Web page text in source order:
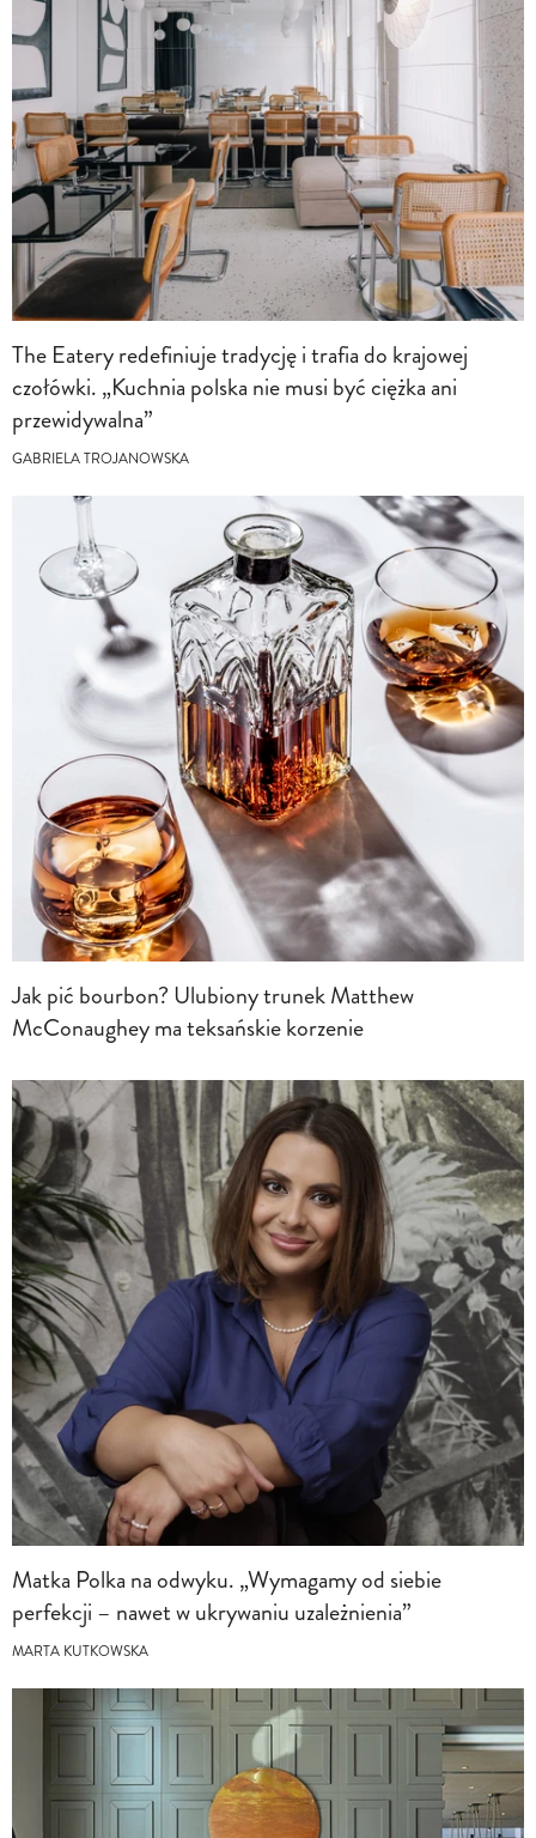
The Eatery redefiniuje tradycję i trafia do krajowej
czołówki. „Kuchnia polska nie musi być ciężka ani
przewidywalna”
GABRIELA TROJANOWSKA
Jak pić bourbon? Ulubiony trunek Matthew
McConaughey ma teksańskie korzenie
Matka Polka na odwyku. „Wymagamy od siebie
perfekcji – nawet w ukrywaniu uzależnienia”
MARTA KUTKOWSKA